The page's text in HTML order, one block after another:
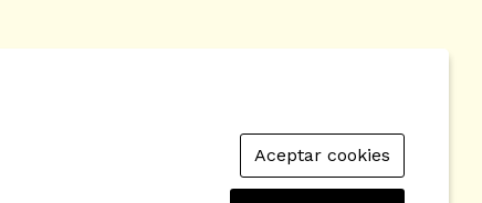
Política de privacidad
Aceptar cookies